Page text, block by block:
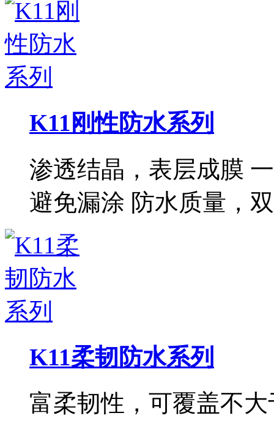
K11刚性防水系列
渗透结晶，表层成膜
避免漏涂 防水质量，
K11柔韧防水系列
富柔韧性，可覆盖不